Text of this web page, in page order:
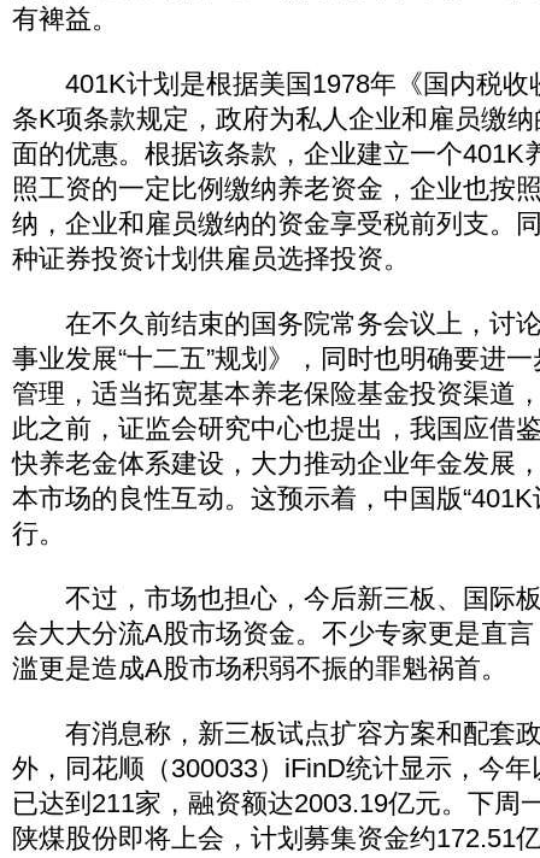
有裨益。
401K计划是根据美国1978年《国内税收
条K项条款规定，政府为私人企业和雇员缴
面的优惠。根据该条款，企业建立一个401K
照工资的一定比例缴纳养老资金，企业也按
纳，企业和雇员缴纳的资金享受税前列支。
种证券投资计划供雇员选择投资。
在不久前结束的国务院常务会议上，讨
事业发展“十二五”规划》，同时也明确要进
管理，适当拓宽基本养老保险基金投资渠道
此之前，证监会研究中心也提出，我国应借
快养老金体系建设，大力推动企业年金发展
本市场的良性互动。这预示着，中国版
行。
不过，市场也担心，今后新三板、国际
会大大分流A股市场资金。不少专家更是直
滥更是造成A股市场积弱不振的罪魁祸首。
有消息称，新三板试点扩容方案和配套
外，同花顺（300033）iFinD统计显示，今
已达到211家，融资额达2003.19亿元。下周
陕煤股份即将上会，计划募集资金约172.51